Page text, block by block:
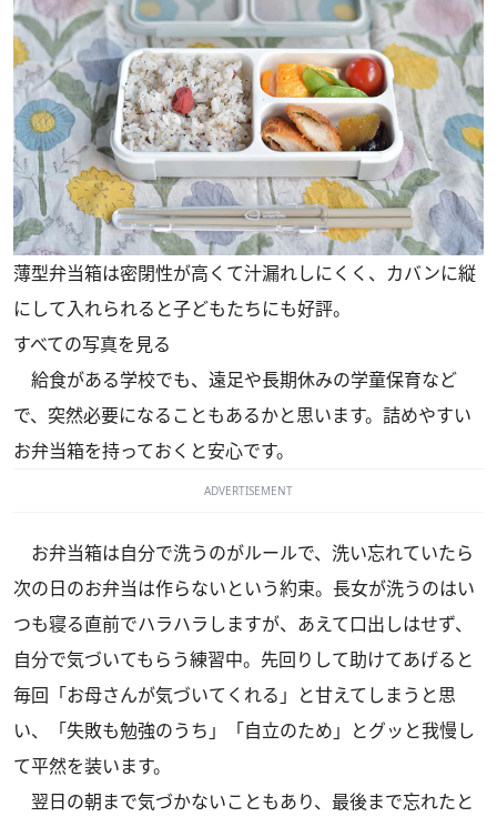
薄型弁当箱は密閉性が高くて汁漏れしにくく、カバンに縦
にして入れられると子どもたちにも好評。
すべての写真を見る
給食がある学校でも、遠足や長期休みの学童保育など
で、突然必要になることもあるかと思います。詰めやすい
お弁当箱を持っておくと安心です。
ADVERTISEMENT
お弁当箱は自分で洗うのがルールで、洗い忘れていたら
次の日のお弁当は作らないという約束。長女が洗うのはい
つも寝る直前でハラハラしますが、あえて口出しはせず、
自分で気づいてもらう練習中。先回りして助けてあげると
毎回「お母さんが気づいてくれる」と甘えてしまうと思
い、「失敗も勉強のうち」「自立のため」とグッと我慢し
て平然を装います。
翌日の朝まで気づかないこともあり、最後まで忘れたと